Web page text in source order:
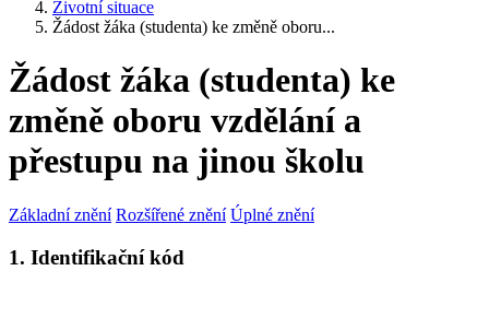
Životní situace
Žádost žáka (studenta) ke změně oboru...
Žádost žáka (studenta) ke
změně oboru vzdělání a
přestupu na jinou školu
Základní znění Rozšířené znění Úplné znění
1. Identifikační kód